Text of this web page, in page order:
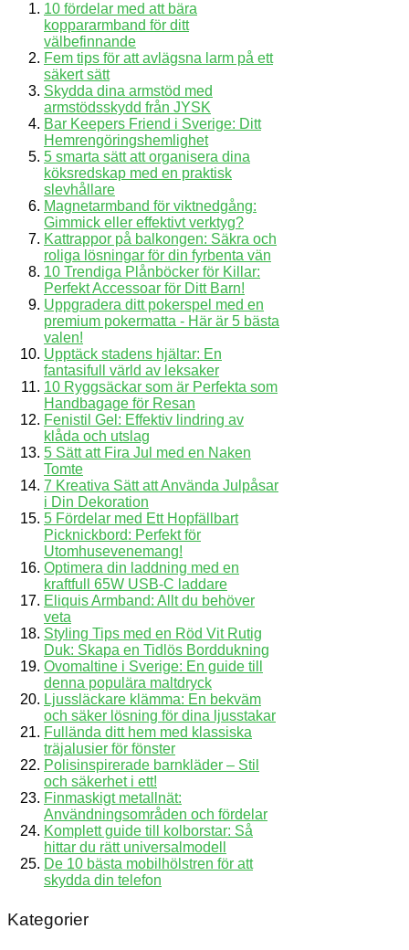
10 fördelar med att bära
koppararmband för ditt
välbefinnande
Fem tips för att avlägsna larm på ett
säkert sätt
Skydda dina armstöd med
armstödsskydd från JYSK
Bar Keepers Friend i Sverige: Ditt
Hemrengöringshemlighet
5 smarta sätt att organisera dina
köksredskap med en praktisk
slevhållare
Magnetarmband för viktnedgång:
Gimmick eller effektivt verktyg?
Kattrappor på balkongen: Säkra och
roliga lösningar för din fyrbenta vän
10 Trendiga Plånböcker för Killar:
Perfekt Accessoar för Ditt Barn!
Uppgradera ditt pokerspel med en
premium pokermatta - Här är 5 bästa
valen!
Upptäck stadens hjältar: En
fantasifull värld av leksaker
10 Ryggsäckar som är Perfekta som
Handbagage för Resan
Fenistil Gel: Effektiv lindring av
klåda och utslag
5 Sätt att Fira Jul med en Naken
Tomte
7 Kreativa Sätt att Använda Julpåsar
i Din Dekoration
5 Fördelar med Ett Hopfällbart
Picknickbord: Perfekt för
Utomhusevenemang!
Optimera din laddning med en
kraftfull 65W USB-C laddare
Eliquis Armband: Allt du behöver
veta
Styling Tips med en Röd Vit Rutig
Duk: Skapa en Tidlös Borddukning
Ovomaltine i Sverige: En guide till
denna populära maltdryck
Ljussläckare klämma: En bekväm
och säker lösning för dina ljusstakar
Fullända ditt hem med klassiska
träjalusier för fönster
Polisinspirerade barnkläder – Stil
och säkerhet i ett!
Finmaskigt metallnät:
Användningsområden och fördelar
Komplett guide till kolborstar: Så
hittar du rätt universalmodell
De 10 bästa mobilhölstren för att
skydda din telefon
Kategorier